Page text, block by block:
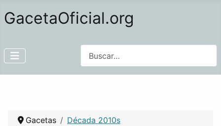
GacetaOficial.org
Gacetas
Década 2010s